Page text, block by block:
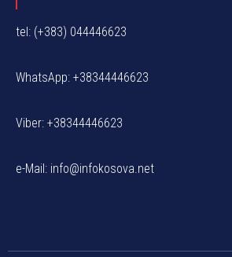
tel: (+383) 044446623
WhatsApp: +38344446623
Viber: +38344446623
e-Mail: info@infokosova.net